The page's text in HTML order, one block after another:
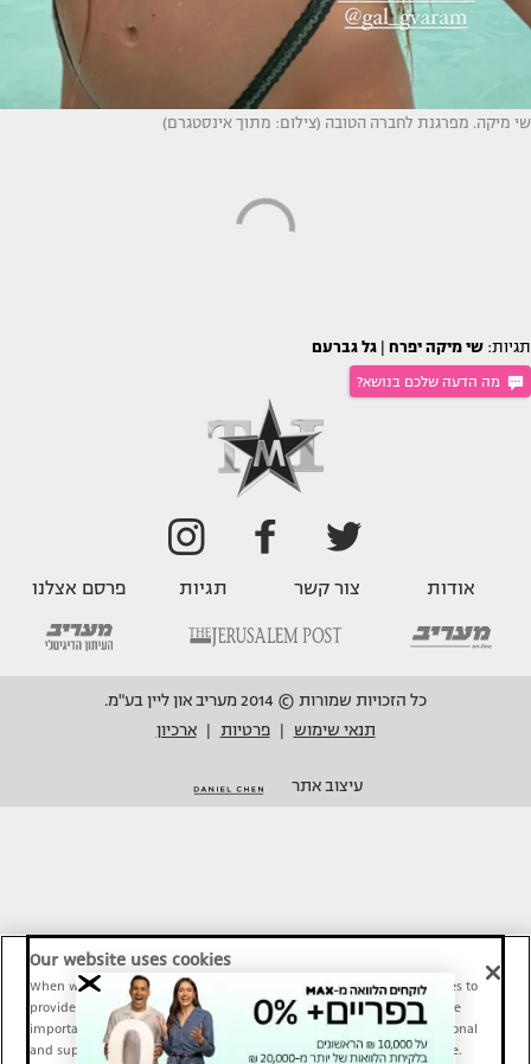
שי מיקה. מפרגנת לחברה הטובה (צילום: מתוך אינסטגרם)
תגיות: שי מיקה יפרח גל גברעם
מה הדעה שלכם בנושא?
אודות צור קשר תגיות פרסם אצלנו
כל הזכויות שמורות © 2014 מעריב און ליין בע"מ.
תנאי שימוש
פרטיות ארכיון
עיצוב אתר
Our website uses cookies
When we provide Maariv, TMI and Sport1 content online, we use cookies to
provide social media features and to analyze our traffic. These tools are
important and necessary for our website functionality. Others are optional
and support Maariv, TMI and Sport1 activity and your online experience.